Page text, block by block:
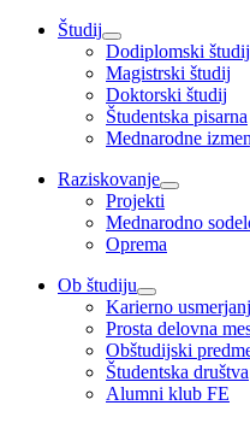
Študij
Dodiplomski študij
Magistrski študij
Doktorski študij
Študentska pisarna
Mednarodne
Raziskovanje
Projekti
Mednarodno
Oprema
Ob študiju
Karierno
Prosta delovna
Obštudijski
Študentska društva
Alumni klub FE